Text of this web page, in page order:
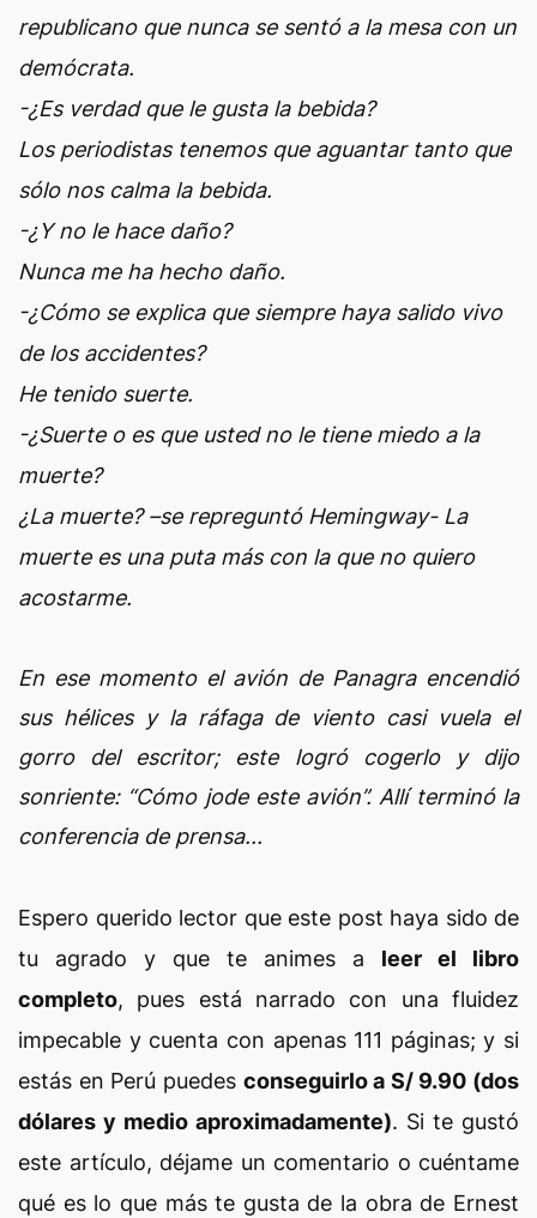
republicano que nunca se sentó a la mesa con un
demócrata.
-¿Es verdad que le gusta la bebida?
Los periodistas tenemos que aguantar tanto que
sólo nos calma la bebida.
-¿Y no le hace daño?
Nunca me ha hecho daño.
-¿Cómo se explica que siempre haya salido vivo
de los accidentes?
He tenido suerte.
-¿Suerte o es que usted no le tiene miedo a la
muerte?
¿La muerte? –se repreguntó Hemingway- La
muerte es una puta más con la que no quiero
acostarme.
En ese momento el avión de Panagra encendió
sus hélices y la ráfaga de viento casi vuela el
gorro del escritor; este logró cogerlo y dijo
sonriente: “Cómo jode este avión”. Allí terminó la
conferencia de prensa...
Espero querido lector que este post haya sido de
tu agrado y que te animes a leer el libro
completo, pues está narrado con una fluidez
impecable y cuenta con apenas 111 páginas; y si
estás en Perú puedes conseguirlo a S/ 9.90 (dos
dólares y medio aproximadamente). Si te gustó
este artículo, déjame un comentario o cuéntame
qué es lo que más te gusta de la obra de Ernest